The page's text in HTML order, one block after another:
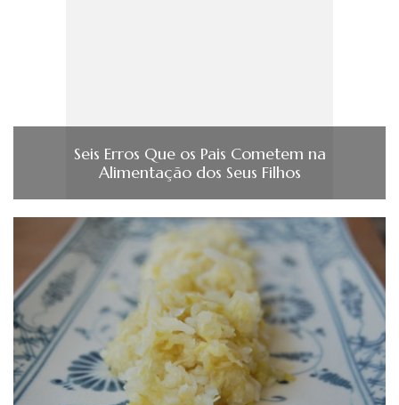
Seis Erros Que os Pais Cometem na
Alimentação dos Seus Filhos